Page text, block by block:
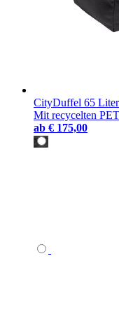
CityDuffel 65 Liter
Mit recycelten
ab € 175,00